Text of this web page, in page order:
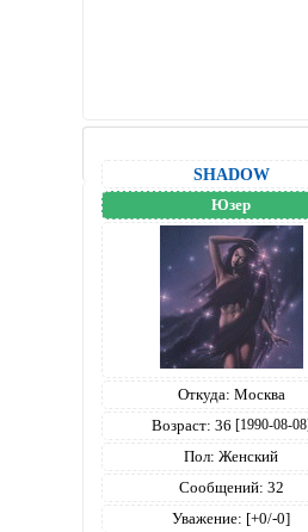
SНАDОW
Юзер
Откуда: Москва
Возраст: 36 [1990-08-08]
Пол: Женский
Сообщений: 32
Уважение: [+0/-0]